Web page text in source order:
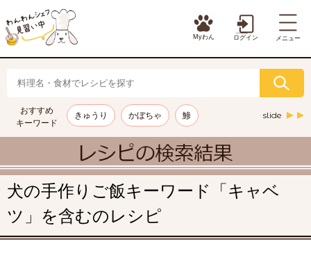
Myわん ログイン メニュー
おすすめ
キーワード
きゅうり かぼちゃ 鯵 slide
犬の手作りご飯キーワード「キャベ
ツ」を含むのレシピ